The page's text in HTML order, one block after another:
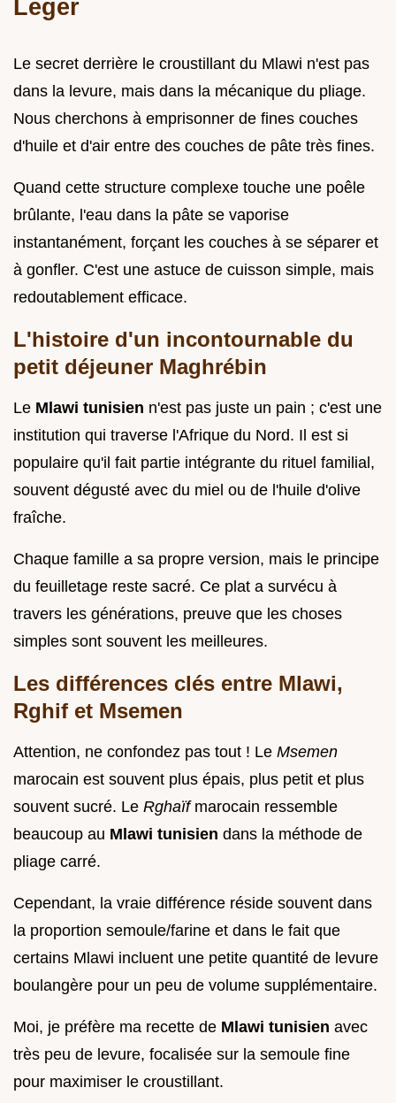
Léger
Le secret derrière le croustillant du Mlawi n'est pas
dans la levure, mais dans la mécanique du pliage.
Nous cherchons à emprisonner de fines couches
d'huile et d'air entre des couches de pâte très fines.
Quand cette structure complexe touche une poêle
brûlante, l'eau dans la pâte se vaporise
instantanément, forçant les couches à se séparer et
à gonfler. C'est une astuce de cuisson simple, mais
redoutablement efficace.
L'histoire d'un incontournable du
petit déjeuner Maghrébin
Le Mlawi tunisien n'est pas juste un pain ; c'est une
institution qui traverse l'Afrique du Nord. Il est si
populaire qu'il fait partie intégrante du rituel familial,
souvent dégusté avec du miel ou de l'huile d'olive
fraîche.
Chaque famille a sa propre version, mais le principe
du feuilletage reste sacré. Ce plat a survécu à
travers les générations, preuve que les choses
simples sont souvent les meilleures.
Les différences clés entre Mlawi,
Rghif et Msemen
Attention, ne confondez pas tout ! Le Msemen
marocain est souvent plus épais, plus petit et plus
souvent sucré. Le Rghaïf marocain ressemble
beaucoup au Mlawi tunisien dans la méthode de
pliage carré.
Cependant, la vraie différence réside souvent dans
la proportion semoule/farine et dans le fait que
certains Mlawi incluent une petite quantité de levure
boulangère pour un peu de volume supplémentaire.
Moi, je préfère ma recette de Mlawi tunisien avec
très peu de levure, focalisée sur la semoule fine
pour maximiser le croustillant.